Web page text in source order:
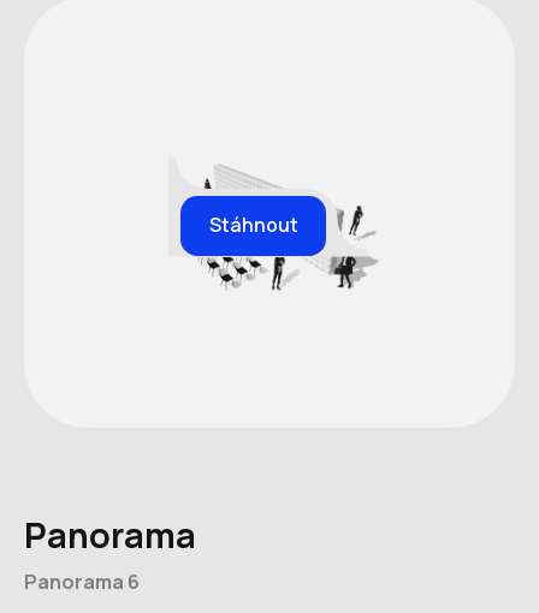
Stáhnout
Panorama
Panorama 6